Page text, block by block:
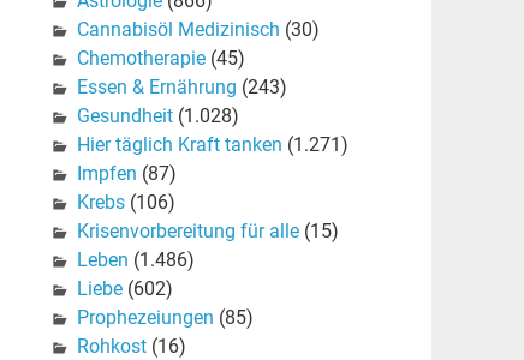
Cannabisöl Medizinisch (30)
Chemotherapie(45)
Essen & Ernährung (243)
Gesundheit(1.028)
Hier täglich Kraft tanken (1.271)
Impfen (87)
Krebs(106)
Krisenvorbereitung für alle(15)
Leben (1.486)
Liebe(602)
Prophezeiungen (85)
Rohkost(16)